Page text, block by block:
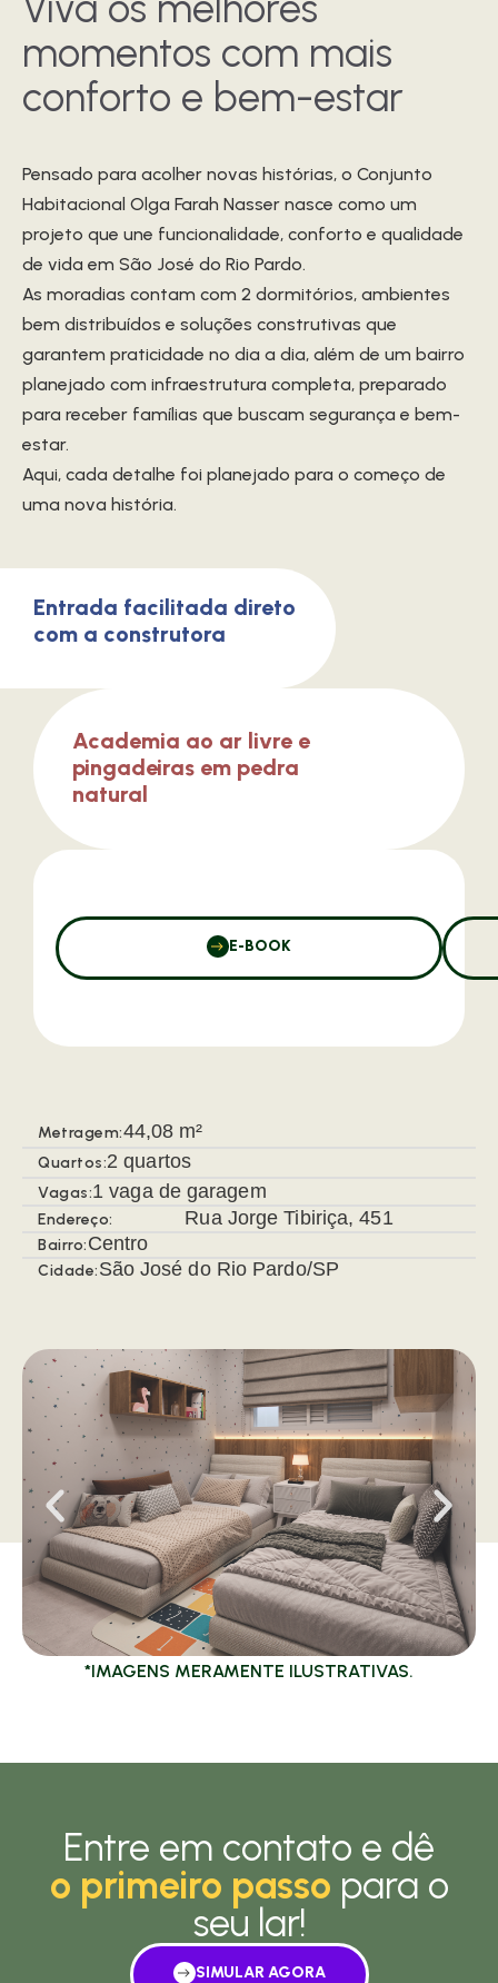
momentos com mais
conforto e bem-estar
Pensado para acolher novas histórias, o Conjunto
Habitacional Olga Farah Nasser nasce como um
projeto que une funcionalidade, conforto e qualidade
de vida em São José do Rio Pardo.
As moradias contam com 2 dormitórios, ambientes
bem distribuídos e soluções construtivas que
garantem praticidade no dia a dia, além de um bairro
planejado com infraestrutura completa, preparado
para receber famílias que buscam segurança e bem-
estar.
Aqui, cada detalhe foi planejado para o começo de
uma nova história.
Entrada facilitada direto
com a construtora
Academia ao ar livre e
pingadeiras em pedra
natural
E-BOOK
Metragem:44,08 m²
Quartos:2 quartos
Vagas:1 vaga de garagem
Endereço: Rua Jorge Tibiriça, 451
Bairro:Centro
Cidade:São José do Rio Pardo/SP
*IMAGENS MERAMENTE ILUSTRATIVAS.
Entre em contato e dê
o primeiro passo para o
seu lar!
SIMULAR AGORA